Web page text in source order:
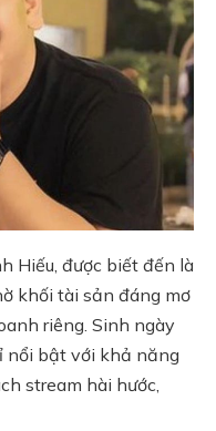
Hiếu, được biết đến là
khối tài sản đáng mơ
riêng. Sinh ngày
nổi bật với khả năng
stream hài hước,